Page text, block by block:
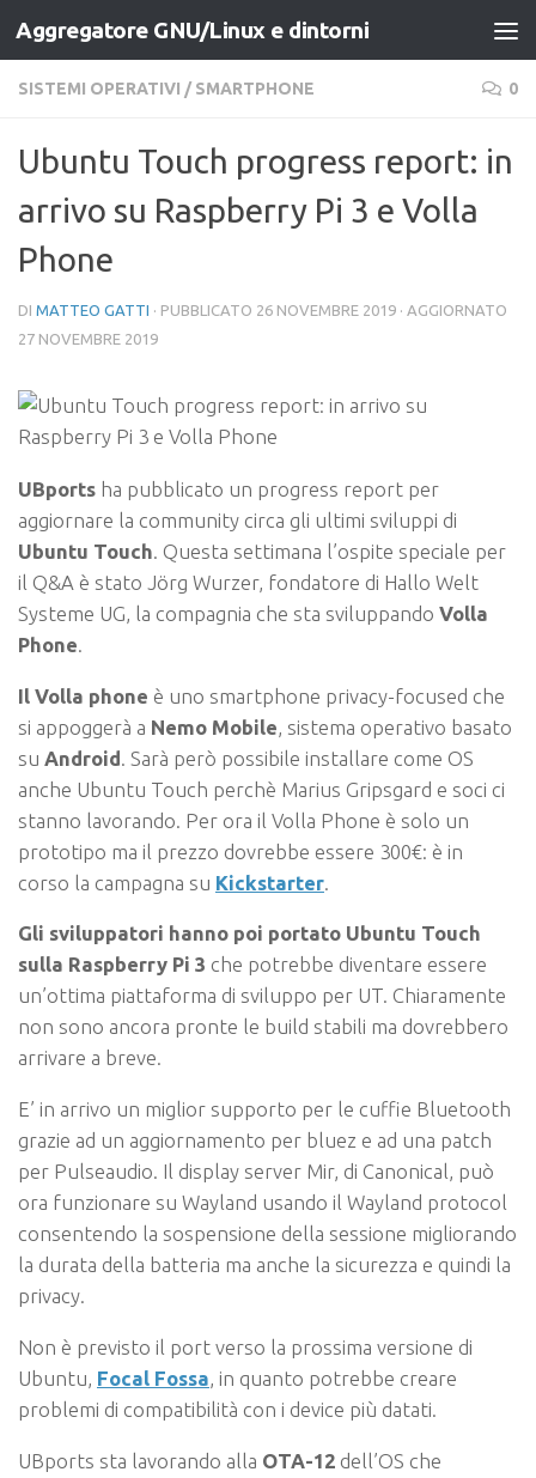
Salta al contenuto
Aggregatore GNU/Linux e dintorni
SISTEMI OPERATIVI / SMARTPHONE 0
Ubuntu Touch progress report: in
arrivo su Raspberry Pi 3 e Volla
Phone
DI MATTEO GATTI · PUBBLICATO 26 NOVEMBRE 2019 · AGGIORNATO
27 NOVEMBRE 2019
UBports ha pubblicato un progress report per
aggiornare la community circa gli ultimi sviluppi di
Ubuntu Touch. Questa settimana l’ospite speciale per
il Q&A è stato Jörg Wurzer, fondatore di Hallo Welt
Systeme UG, la compagnia che sta sviluppando Volla
Phone.
Il Volla phone è uno smartphone privacy-focused che
si appoggerà a Nemo Mobile , sistema operativo basato
su Android . Sarà però possibile installare come OS
anche Ubuntu Touch perchè Marius Gripsgard e soci ci
stanno lavorando. Per ora il Volla Phone è solo un
prototipo ma il prezzo dovrebbe essere 300€: è in
corso la campagna su Kickstarter
Gli sviluppatori hanno poi portato Ubuntu Touch
sulla Raspberry Pi 3 che potrebbe diventare essere
un’ottima piattaforma di sviluppo per UT. Chiaramente
non sono ancora pronte le build stabili ma dovrebbero
arrivare a breve.
E’ in arrivo un miglior supporto per le cuffie Bluetooth
grazie ad un aggiornamento per bluez e ad una patch
per Pulseaudio. Il display server Mir, di Canonical, può
ora funzionare su Wayland usando il Wayland protocol
consentendo la sospensione della sessione migliorando
la durata della batteria ma anche la sicurezza e quindi la
privacy.
Non è previsto il port verso la prossima versione di
Ubuntu, Focal Fossa, in quanto potrebbe creare
problemi di compatibilità con i device più datati.
UBports sta lavorando alla OTA-12 dell’OS che